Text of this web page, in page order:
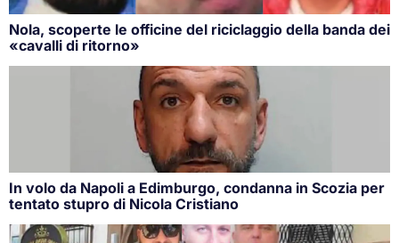
Nola, scoperte le officine del riciclaggio della banda dei
«cavalli di ritorno»
In volo da Napoli a Edimburgo, condanna in Scozia per
tentato stupro di Nicola Cristiano